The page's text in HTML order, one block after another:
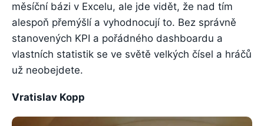
měsíční bázi v Excelu, ale jde vidět, že nad tím
alespoň přemýšlí a vyhodnocují to. Bez správně
stanovených KPI a pořádného dashboardu a
vlastních statistik se ve světě velkých čísel a hráčů
už neobejdete.
Vratislav Kopp